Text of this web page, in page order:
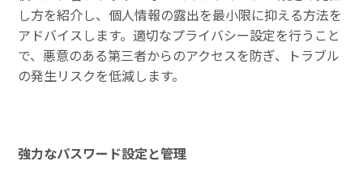
し方を紹介し、個人情報の露出を最小限に抑える方法を
アドバイスします。適切なプライバシー設定を行うこと
で、悪意のある第三者からのアクセスを防ぎ、トラブル
の発生リスクを低減します。
強力なパスワード設定と管理